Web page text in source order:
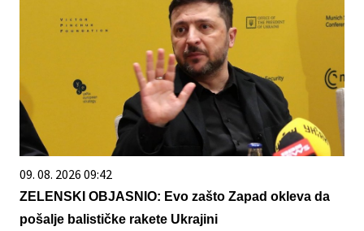
09. 08. 2026 09:42
ZELENSKI OBJASNIO: Evo zašto Zapad okleva da
pošalje balističke rakete Ukrajini